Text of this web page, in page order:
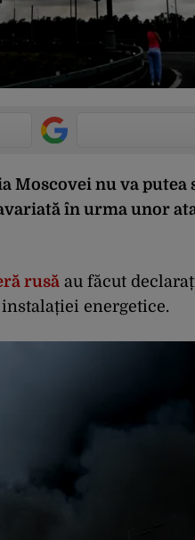
Moscovei nu va putea
în urma unor
rusă au făcut
energetice.